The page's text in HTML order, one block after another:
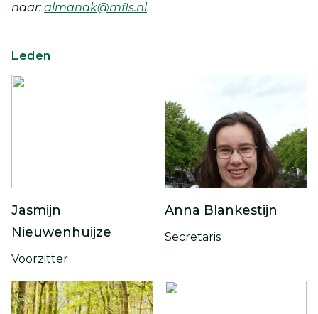
naar:almanak@mfls.nl
Leden
Jasmijn
Nieuwenhuijze
Voorzitter
Anna Blankestijn
Secretaris